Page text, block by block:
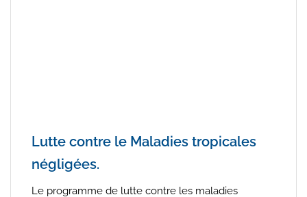
Lutte contre le Maladies tropicales
négligées.
Le programme de lutte contre les maladies